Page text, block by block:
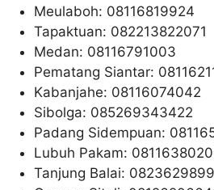
Meulaboh: 08116819924
Tapaktuan: 082213822071
Medan: 08116791003
Pematang Siantar:
Kabanjahe: 08116074042
Sibolga: 085269343422
Padang Sidempuan:
Lubuh Pakam:
Tanjung Balai: